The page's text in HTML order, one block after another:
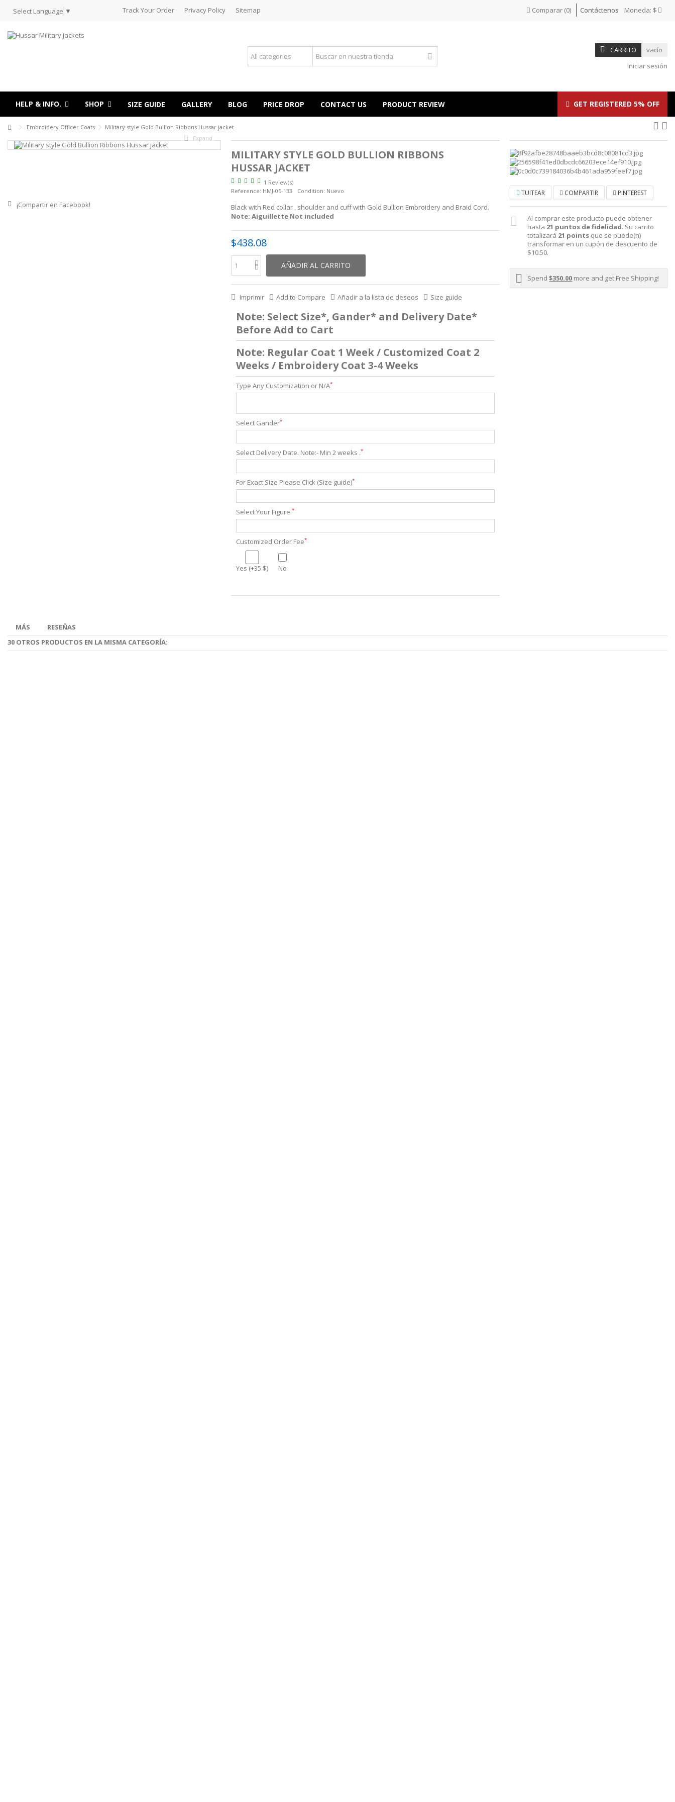
Select Language ▼ Moneda: $
Contáctenos
Track Your Order Privacy Policy Sitemap Comparar (0)
CARRITO
vacío
Iniciar sesión
HELP & INFO. SHOP SIZE GUIDE GALLERY BLOG PRICE DROP CONTACT US GET REGISTERED 5% OFF
PRODUCT REVIEW
Embroidery Officer Coats
Military style Gold Bullion Ribbons Hussar jacket
Expand
¡Compartir en Facebook!
MILITARY STYLE GOLD BULLION RIBBONS
HUSSAR JACKET
1 Review(s)
Reference: HMJ-05-133 Condition: Nuevo
Black with Red collar , shoulder and cuff with Gold Bullion Embroidery and Braid Cord.
Note: Aiguillette Not included
$438.08
AÑADIR AL CARRITO
Imprimir Add to Compare Añadir a la lista de deseos Size guide
Note: Select Size*, Gander* and Delivery Date*
Before Add to Cart
Note: Regular Coat 1 Week / Customized Coat 2
Weeks / Embroidery Coat 3-4 Weeks
Type Any Customization or N/A*
Select Gander*
Select Delivery Date. Note:- Min 2 weeks .*
For Exact Size Please Click (Size guide)*
Select Your Figure:*
Customized Order Fee*
Yes (+35 $) No
TUITEAR COMPARTIR PINTEREST
Al comprar este producto puede obtener
hasta 21 puntos de fidelidad. Su carrito
totalizará 21 points que se puede(n)
transformar en un cupón de descuento de
$10.50.
Spend$350.00 more and get Free Shipping!
MÁS
RESEÑAS
30 OTROS PRODUCTOS EN LA MISMA CATEGORÍA: